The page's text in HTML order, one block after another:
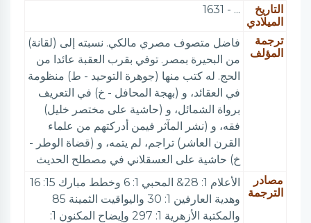
التاريخ
الميلادي
... - 1631
ترجمة
المؤلف
فاضل متصوف مصري مالكي. نسبته إلى (لقانة)
من البحيرة بمصر. توفي بقرب العقبة عائدا من
الحج. له كتب منها (جوهرة التوحيد - ط) منظومة
في العقائد، و (بهجة المحافل - خ) في التعريف
برواة الشمائل، و (حاشية على مختصر خليل)
فقه، و (نشر المآثر فيمن أدركتهم من علماء
القرن العاشر) تراجم، لم يتمه، و (قضاة الوطر -
خ) حاشية على العسقلاني في مصطلح الحديث
مصادر
الترجمة
الأعلام 1: 28& المحبي 1: 6 وخطط مبارك 15: 16
وهدية العارفين 1: 30 واليواقيت الثمينة 85
والمكتبة الأزهرية 1: 297 وإيضاح المكنون 1: